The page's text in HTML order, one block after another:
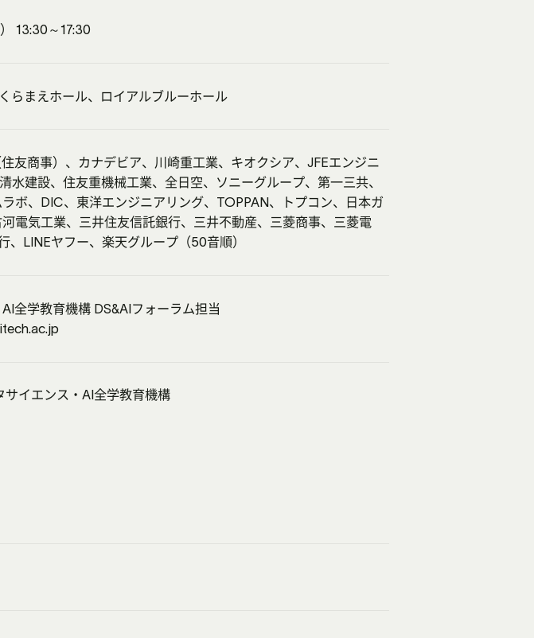
13:30～17:30
らまえホール、ロイアルブルーホール
友商事）、カナデビア、川崎重工業、キオクシア、JFEエンジニ
水建設、住友重機械工業、全日空、ソニーグループ、第一三共、
ボ、DIC、東洋エンジニアリング、TOPPAN、トプコン、日本ガ
電気工業、三井住友信託銀行、三井不動産、三菱商事、三菱電
、LINEヤフー、楽天グループ（50音順）
全学教育機構 DS&AIフォーラム担当
サイエンス・AI全学教育機構